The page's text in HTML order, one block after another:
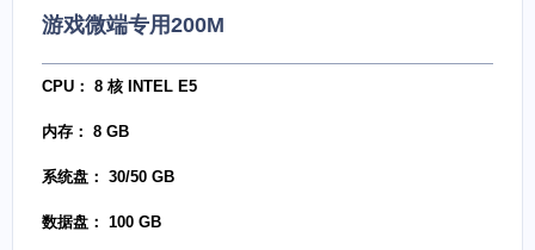
游戏微端专用200M
CPU： 8 核 INTEL E5
内存： 8 GB
系统盘： 30/50 GB
数据盘： 100 GB